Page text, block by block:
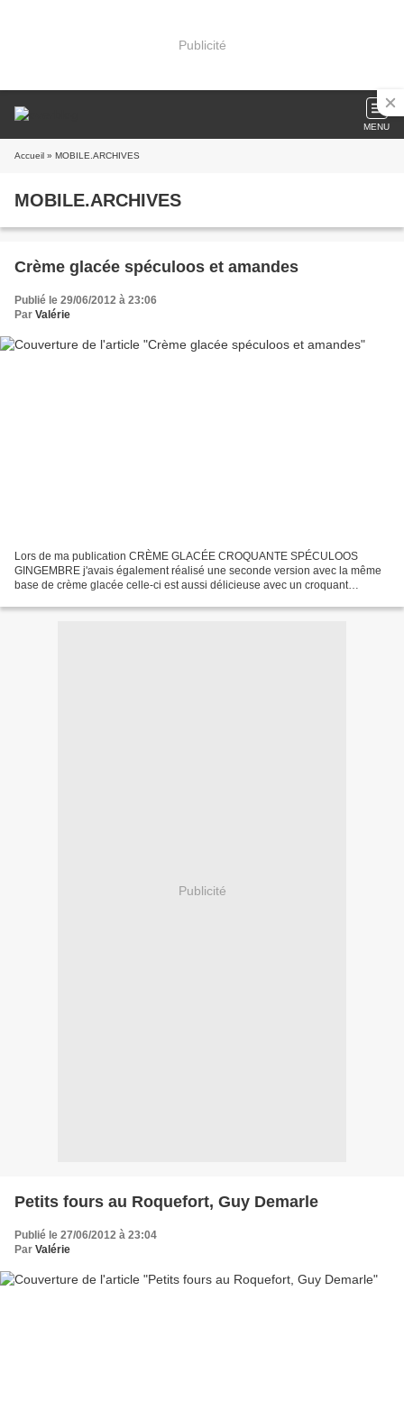
Publicité
MENU
Accueil » MOBILE.ARCHIVES
MOBILE.ARCHIVES
Crème glacée spéculoos et amandes
Publié le 29/06/2012 à 23:06
Par Valérie
Lors de ma publication CRÈME GLACÉE CROQUANTE SPÉCULOOS
GINGEMBRE j'avais également réalisé une seconde version avec la même
base de crème glacée celle-ci est aussi délicieuse avec un croquant
Publicité
Petits fours au Roquefort, Guy Demarle
Publié le 27/06/2012 à 23:04
Par Valérie